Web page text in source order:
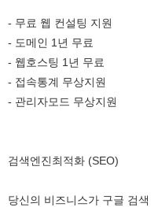
- 무료 웹 컨설팅 지원
- 도메인 1년 무료
- 웹호스팅 1년 무료
- 접속통계 무상지원
- 관리자모드 무상지원
검색엔진최적화 (SEO)
당신의 비즈니스가 구글 검